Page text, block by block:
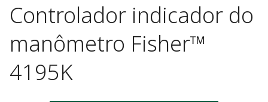
Controlador indicador do
manômetro Fisher™
4195K